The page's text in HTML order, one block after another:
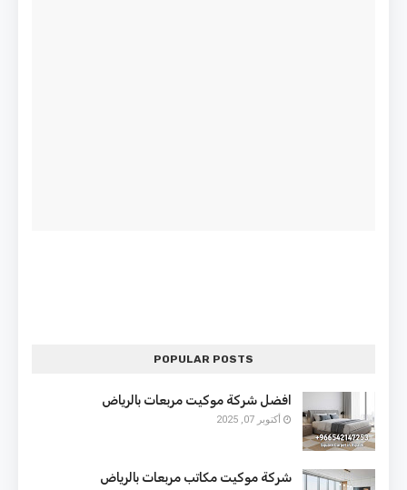
POPULAR POSTS
افضل شركة موكيت مربعات بالرياض
أكتوبر 07, 2025
شركة موكيت مكاتب مربعات بالرياض